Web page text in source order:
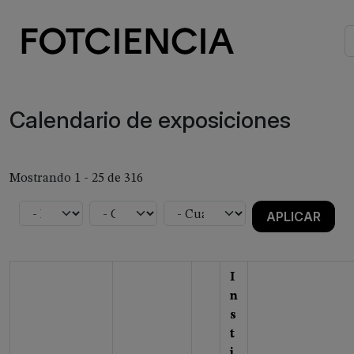
Calendario de exposiciones
Mostrando 1 - 25 de 316
I
n
s
t